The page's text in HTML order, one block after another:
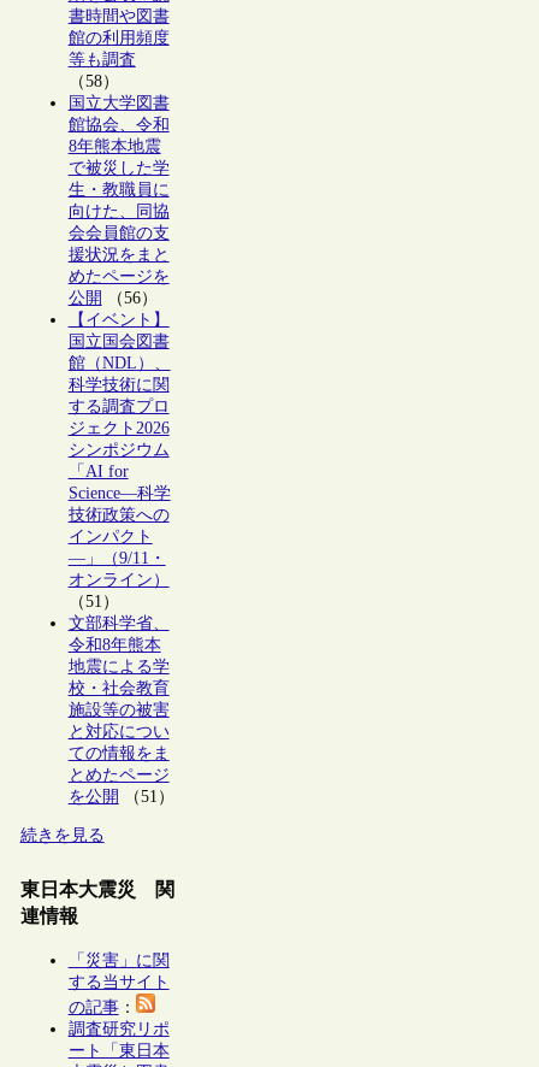
書時間や図書
館の利用頻度
等も調査
（58）
国立大学図書
館協会、令和
8年熊本地震
で被災した学
生・教職員に
向けた、同協
会会員館の支
援状況をまと
めたページを
公開
（56）
【イベント】
国立国会図書
館（NDL）、
科学技術に関
する調査プロ
ジェクト2026
シンポジウム
「AI for
Science―科学
技術政策への
インパクト
―」（9/11・
オンライン）
（51）
文部科学省、
令和8年熊本
地震による学
校・社会教育
施設等の被害
と対応につい
ての情報をま
とめたページ
を公開
（51）
続きを見る
東日本大震災 関
連情報
「災害」に関
する当サイト
の記事：
調査研究リポ
ート「東日本